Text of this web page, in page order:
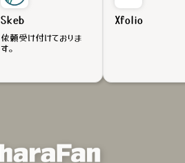
Skeb
依頼受け付けておりま
す。
Xfolio